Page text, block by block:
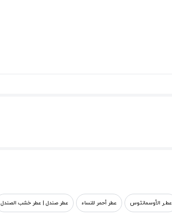
عط,ر الأوسمانثوس عطر أحمر للنساء عطر صندل | عطر خشب الصندل